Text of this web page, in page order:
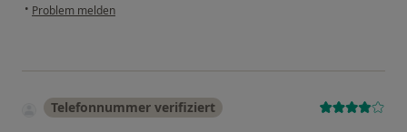
• Problem melden
Telefonnummer verifiziert